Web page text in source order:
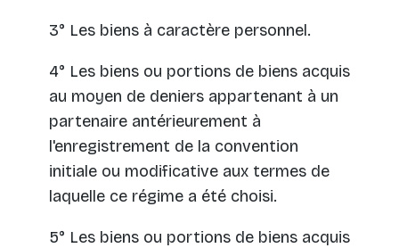
3° Les biens à caractère personnel.
4° Les biens ou portions de biens acquis
au moyen de deniers appartenant à un
partenaire antérieurement à
l'enregistrement de la convention
initiale ou modificative aux termes de
laquelle ce régime a été choisi.
5° Les biens ou portions de biens acquis